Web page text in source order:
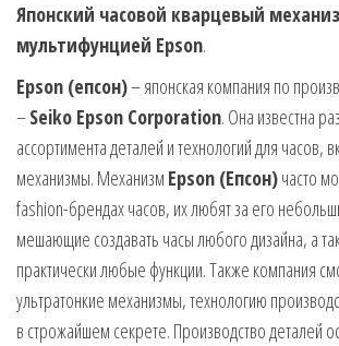
Японский часовой кварцевый
мультифунцией Epson.
Epson (епсон)– японская компания по
–Seiko Epson Corporation. Она известна
ассортимента деталей и технологий для часов,
механизмы. Механизм Epson (Епсон)часто
fashion-брендах часов, их любят за его
мешающие создавать часы любого дизайна, а
практически любые функции. Также компания
ультратонкие механизмы, технологию
в строжайшем секрете. Производство деталей